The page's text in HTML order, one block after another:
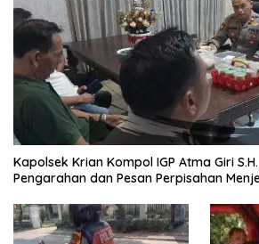
Kapolsek Krian Kompol IGP Atma Giri
Pengarahan dan Pesan Perpisahan